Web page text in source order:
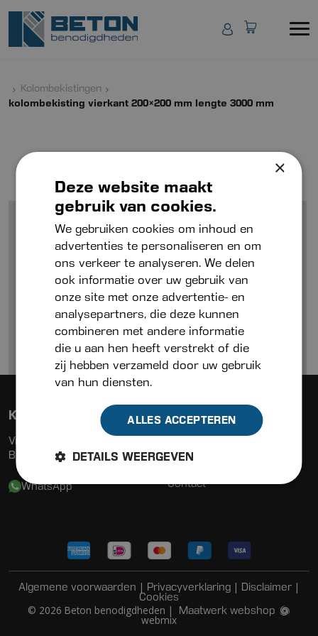
Kolombekistingen
kolombekisting vierkant 200×200 mm lengte 3000 mm
kolombekisting vierkant 200×200
mm lengte 3000 mm
Klantenservice
Vraag & contact
Bezorgen & leveren
WhatsApp
Menu
Actueel
Contact
© 2026 Beton benodigdheden | Maatwerk webshop
webmix
Algemene voorwaarden | Privacyverklaring | Disclaimer |
Cookies
×
Deze website maakt
gebruik van cookies.
We gebruiken cookies om inhoud en
advertenties te personaliseren en om
ons verkeer te analyseren. We delen
ook informatie over uw gebruik van
onze site met onze advertentie- en
analysepartners, die deze kunnen
combineren met andere informatie
die u aan hen heeft verstrekt of die
zij hebben verzameld door uw gebruik
van hun diensten.
ALLES ACCEPTEREN
DETAILS WEERGEVEN